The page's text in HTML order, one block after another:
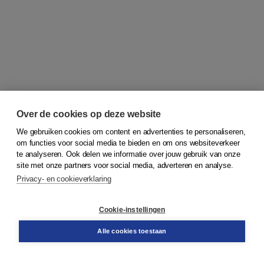
© 2026Koninklijke Boom uitgevers
Bestellen
Over de cookies op deze website
We gebruiken cookies om content en advertenties te personaliseren,
om functies voor social media te bieden en om ons websiteverkeer
te analyseren. Ook delen we informatie over jouw gebruik van onze
site met onze partners voor social media, adverteren en analyse.
Privacy- en cookieverklaring
Cookie-instellingen
Alle cookies toestaan